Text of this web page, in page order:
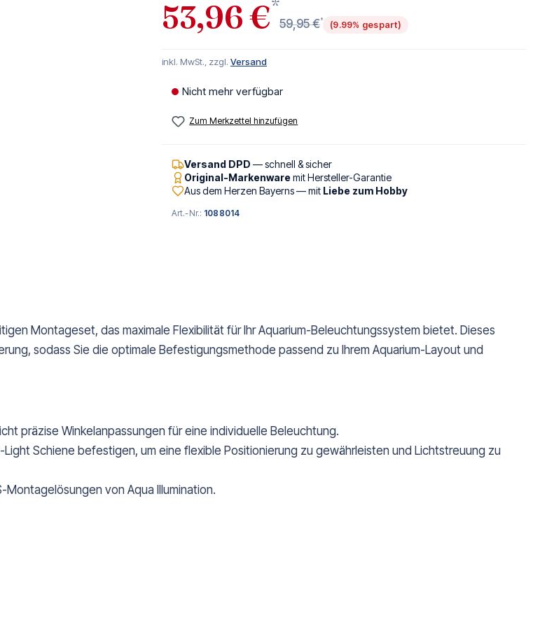
53,96 €*
59,95 €*
(9.99% gespart)
inkl. MwSt., zzgl. Versand
Nicht mehr verfügbar
Zum Merkzettel hinzufügen
Versand DPD — schnell & sicher
Original-Markenwaremit Hersteller-Garantie
Aus dem Herzen Bayerns — mit Liebe zum Hobby
Art.-Nr.: 1088014
Montageset, das maximale Flexibilität für Ihr Aquarium-Beleuchtungssystem bietet. Dieses
sodass Sie die optimale Befestigungsmethode passend zu Ihrem Aquarium-Layout und
präzise Winkelanpassungen für eine individuelle Beleuchtung.
Schiene befestigen, um eine flexible Positionierung zu gewährleisten und Lichtstreuung zu
von Aqua Illumination.